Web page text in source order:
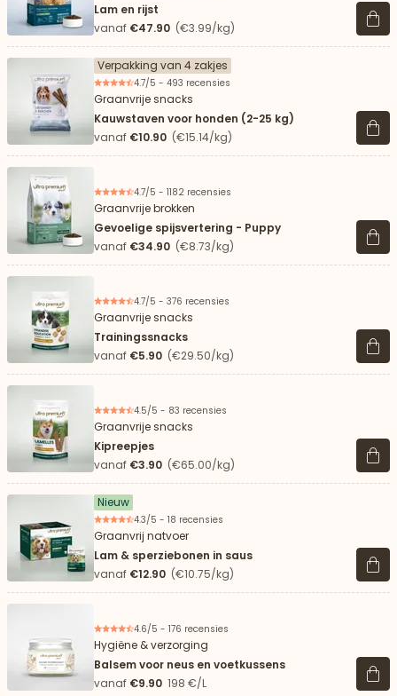
Lam en rijst
vanaf €47.90 (€3.99/kg)
Verpakking van 4 zakjes
4.7/5 - 493 recensies
Graanvrije snacks
Kauwstaven voor honden (2-25 kg)
vanaf €10.90 (€15.14/kg)
4.7/5 - 1182 recensies
Graanvrije brokken
Gevoelige spijsvertering - Puppy
vanaf €34.90 (€8.73/kg)
4.7/5 - 376 recensies
Graanvrije snacks
Trainingssnacks
vanaf €5.90 (€29.50/kg)
4.5/5 - 83 recensies
Graanvrije snacks
Kipreepjes
vanaf €3.90 (€65.00/kg)
Nieuw
4.3/5 - 18 recensies
Graanvrij natvoer
Lam & sperziebonen in saus
vanaf €12.90 (€10.75/kg)
4.6/5 - 176 recensies
Hygiëne & verzorging
Balsem voor neus en voetkussens
vanaf €9.90 198 €/L